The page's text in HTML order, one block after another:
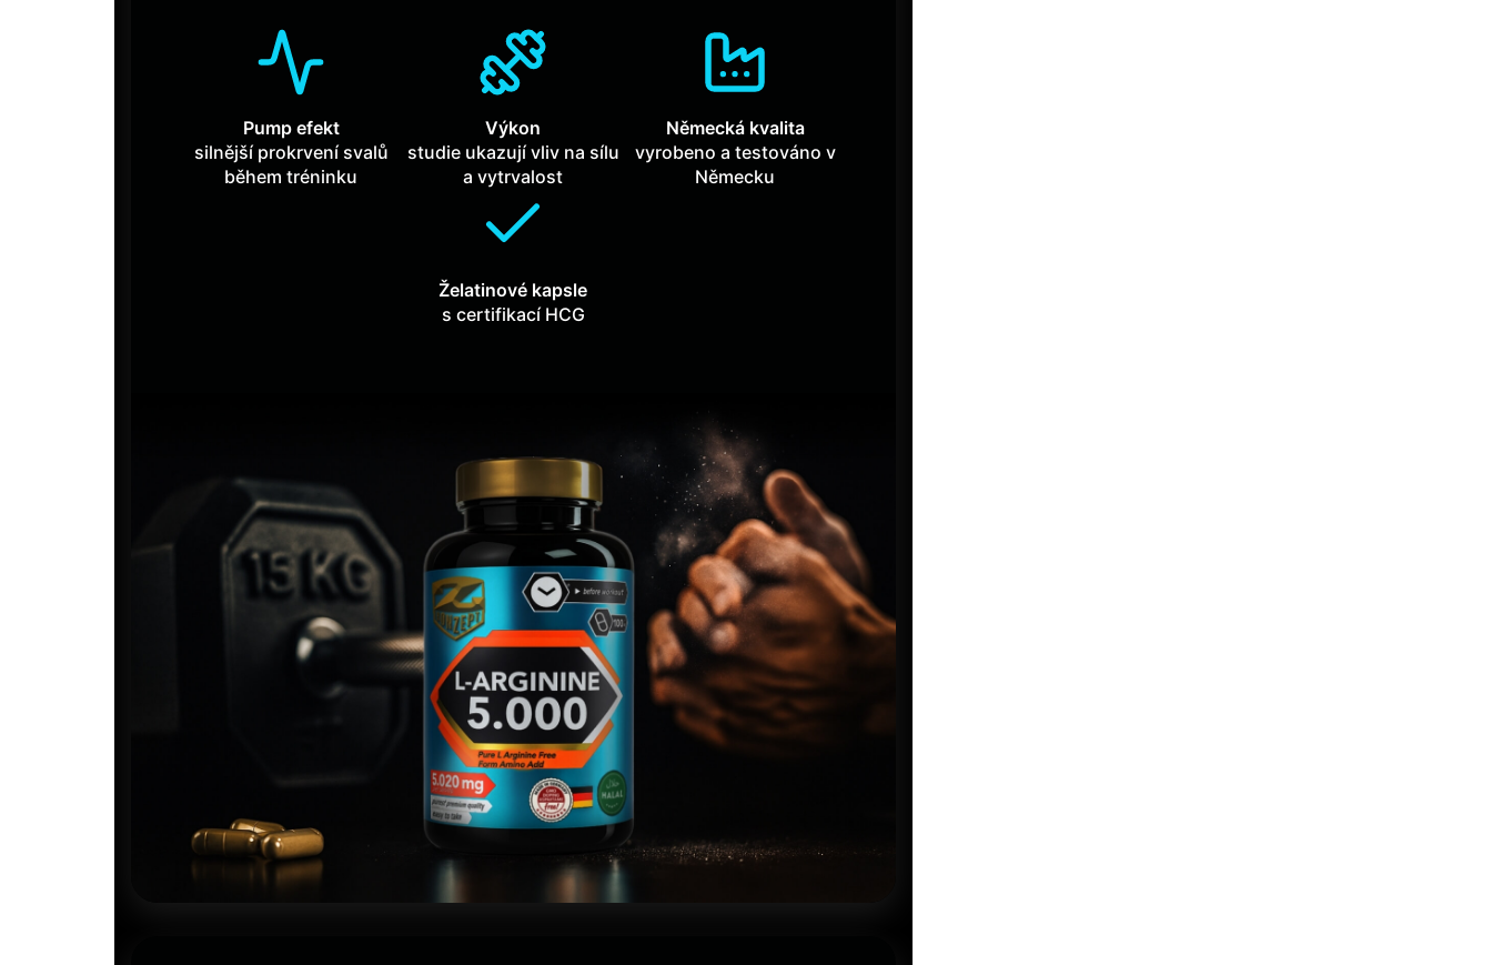
Pump efekt
silnější prokrvení svalů
během tréninku
Výkon
studie ukazují vliv na sílu
a vytrvalost
Německá kvalita
vyrobeno a testováno v
Německu
Želatinové kapsle
s certifikací HCG